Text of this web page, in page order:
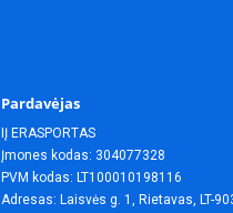
Pardavėjas
IĮ ERASPORTAS
Įmones kodas: 304077328
PVM kodas: LT100010198116
Adresas: Laisvės g. 1, Rietavas, LT-